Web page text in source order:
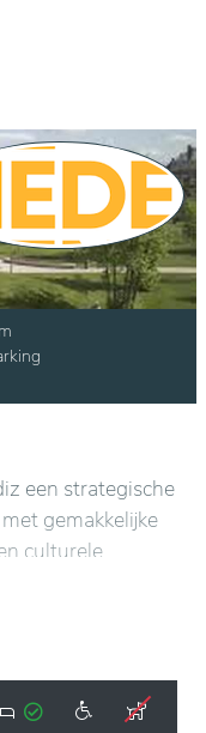
een strategische
gemakkelijke
culturele
met
creëren.
een rustige en
welzijn. De